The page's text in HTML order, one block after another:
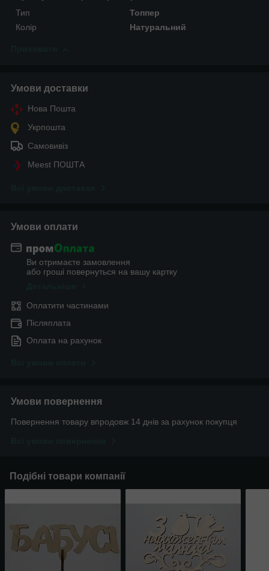
Тип
Топпер
Колір
Натуральний
Умови доставки
Нова Пошта
Укрпошта
Самовивіз
Meest ПОШТА
Умови оплати
Ви отримаєте замовлення
або гроші повернуться на вашу картку
Оплатити частинами
Післяплата
Оплата на рахунок
Умови повернення
Повернення товару впродовж 14 днів за рахунок покупця
Подібні товари компанії